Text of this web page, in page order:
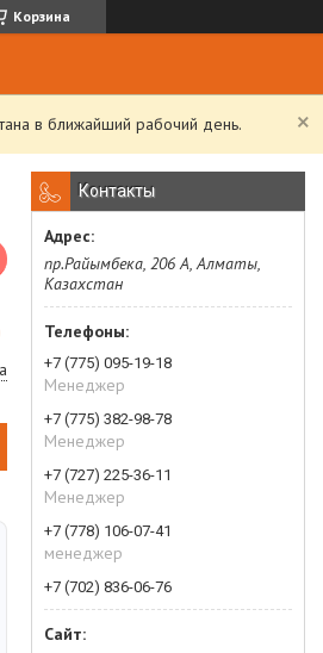
Корзина
в ближайший рабочий день.
Контакты
пр.Райымбека, 206 А, Алматы,
Казахстан
+7 (775) 095-19-18
Менеджер
+7 (775) 382-98-78
Менеджер
+7 (727) 225-36-11
Менеджер
+7 (778) 106-07-41
менеджер
+7 (702) 836-06-76